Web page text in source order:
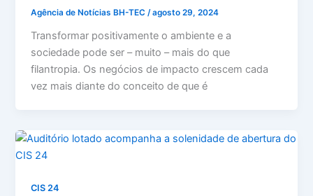
Agência de Notícias BH-TEC/agosto 29, 2024
Transformar positivamente o ambiente e a
sociedade pode ser – muito – mais do que
filantropia. Os negócios de impacto crescem cada
vez mais diante do conceito de que é
CIS 24